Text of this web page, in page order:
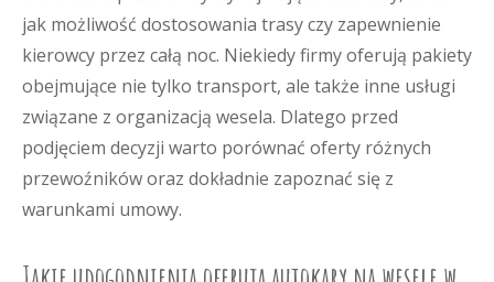
jak możliwość dostosowania trasy czy zapewnienie
kierowcy przez całą noc. Niekiedy firmy oferują pakiety
obejmujące nie tylko transport, ale także inne usługi
związane z organizacją wesela. Dlatego przed
podjęciem decyzji warto porównać oferty różnych
przewoźników oraz dokładnie zapoznać się z
warunkami umowy.